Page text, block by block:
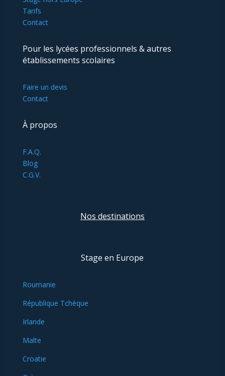
Tarifs
Contact
Pour les lycées professionnels & autres
établissements scolaires
Faire un devis
Contact
À propos
F.A.Q.
Blog
C.G.V.
Nos destinations
Stage en Europe
Roumanie
République Tchèque
Irlande
Malte
Croatie